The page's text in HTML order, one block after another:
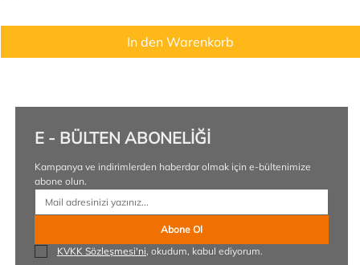
In den Warenkorb
E - BÜLTEN ABONELİĞİ
Kampanya ve indirimlerden haberdar olmak için e-bültenimize
abone olun.
Abone Ol
KVKK Sözleşmesi'ni, okudum, kabul ediyorum.